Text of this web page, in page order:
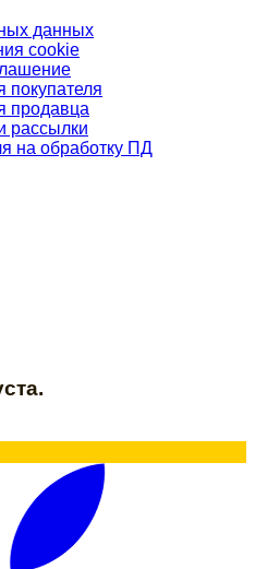
данных
cookie
покупателя
продавца
рассылки
на обработку ПД